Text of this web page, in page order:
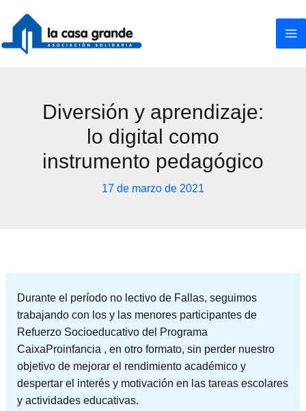
contenido
Diversión y aprendizaje:
lo digital como
instrumento pedagógico
17 de marzo de 2021
Durante el período no lectivo de Fallas, seguimos
trabajando con los y las menores participantes de
Refuerzo Socioeducativo del Programa
CaixaProinfancia , en otro formato, sin perder nuestro
objetivo de mejorar el rendimiento académico y
despertar el interés y motivación en las tareas escolares
y actividades educativas.